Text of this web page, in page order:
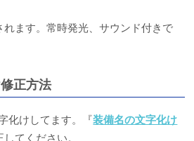
ます。常時発光、サウンド付きで
正方法
化けしてます。『装備名の文字化け
てください。